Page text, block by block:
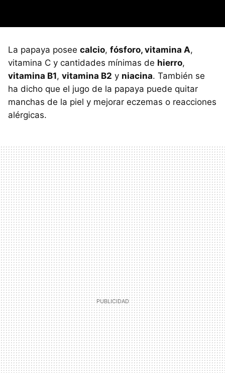
La papaya posee calcio, fósforo, vitamina A,
vitamina C y cantidades mínimas de hierro,
vitamina B1, vitamina B2 y niacina. También se
ha dicho que el jugo de la papaya puede quitar
manchas de la piel y mejorar eczemas o reacciones
alérgicas.